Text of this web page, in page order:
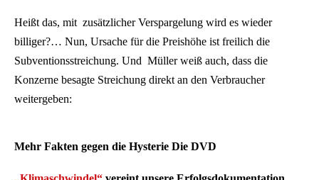
Heißt das, mit zusätzlicher Verspargelung wird es wieder
billiger?… Nun, Ursache für die Preishöhe ist freilich die
Subventionsstreichung. Und Müller weiß auch, dass die
Konzerne besagte Streichung direkt an den Verbraucher
weitergeben:
Mehr Fakten gegen die Hysterie Die DVD